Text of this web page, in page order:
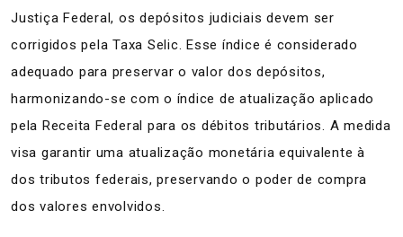
Justiça Federal, os depósitos judiciais devem ser
corrigidos pela Taxa Selic. Esse índice é considerado
adequado para preservar o valor dos depósitos,
harmonizando-se com o índice de atualização aplicado
pela Receita Federal para os débitos tributários. A medida
visa garantir uma atualização monetária equivalente à
dos tributos federais, preservando o poder de compra
dos valores envolvidos.